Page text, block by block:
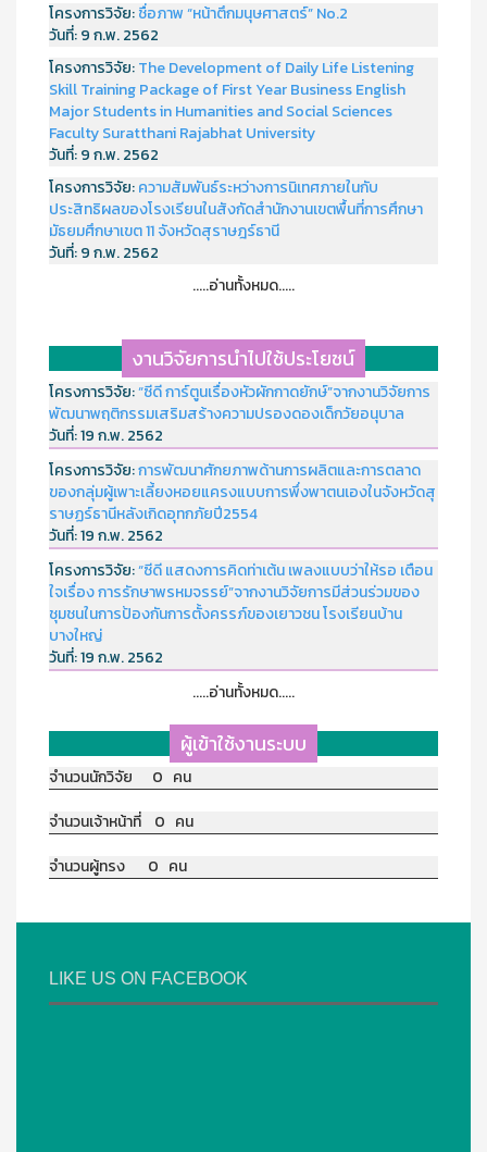
โครงการวิจัย:ชื่อภาพ “หน้าตึกมนุษศาสตร์” No.2
วันที่:9 ก.พ. 2562
โครงการวิจัย:The Development of Daily Life Listening
Skill Training Package of First Year Business English
Major Students in Humanities and Social Sciences
Faculty Suratthani Rajabhat University
วันที่:9 ก.พ. 2562
โครงการวิจัย:ความสัมพันธ์ระหว่างการนิเทศภายในกับ
ประสิทธิผลของโรงเรียนในสังกัดสำนักงานเขตพื้นที่การศึกษา
มัธยมศึกษาเขต 11 จังหวัดสุราษฎร์ธานี
วันที่:9 ก.พ. 2562
.....อ่านทั้งหมด.....
งานวิจัยการนำไปใช้ประโยชน์
โครงการวิจัย:“ซีดี การ์ตูนเรื่องหัวผักกาดยักษ์”จากงานวิจัยการ
พัฒนาพฤติกรรมเสริมสร้างความปรองดองเด็กวัยอนุบาล
วันที่:19 ก.พ. 2562
โครงการวิจัย:การพัฒนาศักยภาพด้านการผลิตและการตลาด
ของกลุ่มผู้เพาะเลี้ยงหอยแครงแบบการพึ่งพาตนเองในจังหวัดสุ
ราษฏร์ธานีหลังเกิดอุทกภัยปี2554
วันที่:19 ก.พ. 2562
โครงการวิจัย:“ซีดี แสดงการคิดท่าเต้น เพลงแบบว่าให้รอ เตือน
ใจเรื่อง การรักษาพรหมจรรย์”จากงานวิจัยการมีส่วนร่วมของ
ชุมชนในการป้องกันการตั้งครรภ์ของเยาวชน โรงเรียนบ้าน
บางใหญ่
วันที่:19 ก.พ. 2562
.....อ่านทั้งหมด.....
ผู้เข้าใช้งานระบบ
จำนวนนักวิจัย 0 คน
จำนวนเจ้าหน้าที่ 0 คน
จำนวนผู้ทรง 0 คน
LIKE US ON FACEBOOK